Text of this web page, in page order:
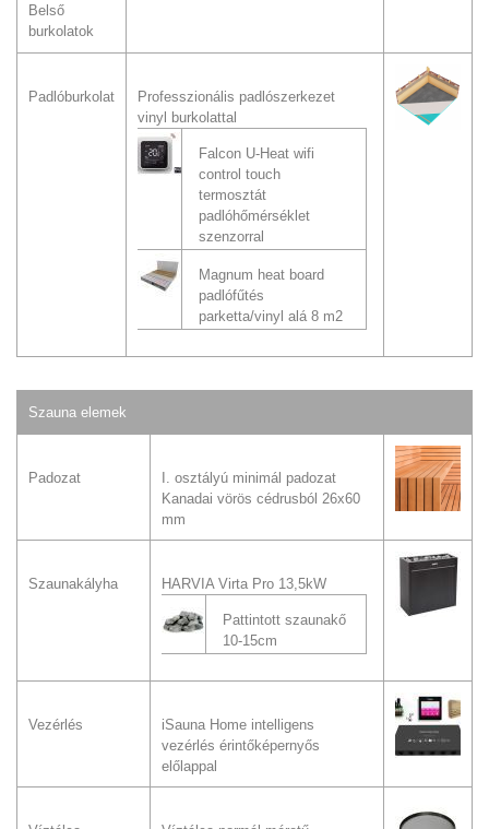
Belső
burkolatok
Padlóburkolat
Professzionális padlószerkezet
vinyl burkolattal
Falcon U-Heat wifi
control touch
termosztát
padlóhőmérséklet
szenzorral
Magnum heat board
padlófűtés
parketta/vinyl alá 8 m2
Szauna elemek
Padozat
I. osztályú minimál padozat
Kanadai vörös cédrusból 26x60
mm
Szaunakályha HARVIA Virta Pro 13,5kW
Pattintott szaunakő
10-15cm
Vezérlés
iSauna Home intelligens
vezérlés érintőképernyős
előlappal